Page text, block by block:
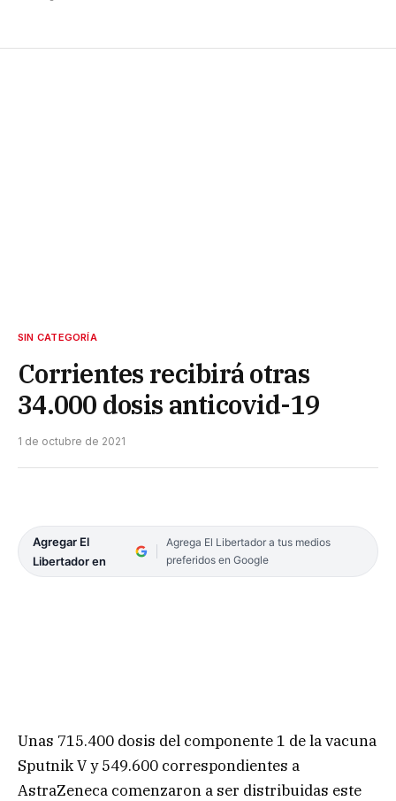
SIN CATEGORÍA
Corrientes recibirá otras
34.000 dosis anticovid-19
1 de octubre de 2021
Agregar El
Libertador en
Agrega El Libertador a tus medios
preferidos en Google
Unas 715.400 dosis del componente 1 de la vacuna
Sputnik V y 549.600 correspondientes a
AstraZeneca comenzaron a ser distribuidas este